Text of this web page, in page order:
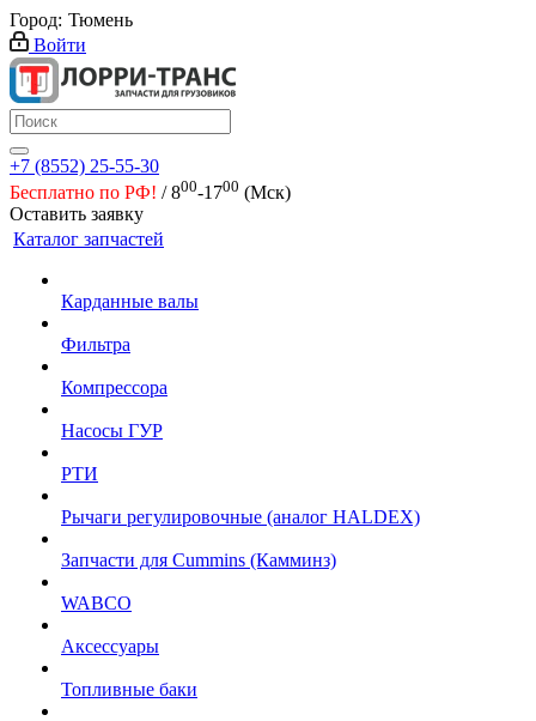
Город: Тюмень
Войти
+7 (8552) 25-55-30
Бесплатно по РФ! / 800-1700 (Мск)
Оставить заявку
Каталог запчастей
Карданные валы
Фильтра
Компрессора
Насосы ГУР
РТИ
Рычаги регулировочные (аналог HALDEX)
Запчасти для Cummins (Камминз)
WABCO
Аксессуары
Топливные баки